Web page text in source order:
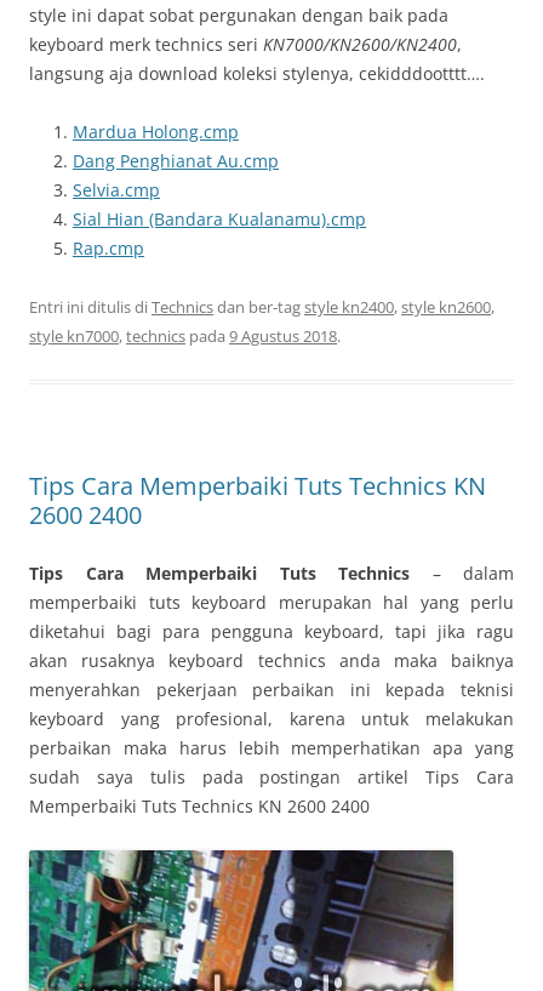
style ini dapat sobat pergunakan dengan baik pada
keyboard merk technics seri KN7000/KN2600/KN2400,
langsung aja download koleksi stylenya, cekidddootttt….
Mardua Holong.cmp
Dang Penghianat Au.cmp
Selvia.cmp
Sial Hian (Bandara Kualanamu).cmp
Rap.cmp
Entri ini ditulis diTechnicsdan ber-tagstyle kn2400,style kn2600,
style kn7000,technics pada 9 Agustus 2018.
Tips Cara Memperbaiki Tuts Technics KN
2600 2400
Tips Cara Memperbaiki Tuts Technics – dalam
memperbaiki tuts keyboard merupakan hal yang perlu
diketahui bagi para pengguna keyboard, tapi jika ragu
akan rusaknya keyboard technics anda maka baiknya
menyerahkan pekerjaan perbaikan ini kepada teknisi
keyboard yang profesional, karena untuk melakukan
perbaikan maka harus lebih memperhatikan apa yang
sudah saya tulis pada postingan artikel Tips Cara
Memperbaiki Tuts Technics KN 2600 2400